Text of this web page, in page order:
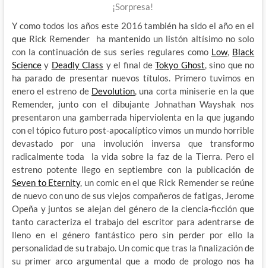
¡Sorpresa!
Y como todos los años este 2016 también ha sido el año en el
que Rick Remender ha mantenido un listón altísimo no solo
con la continuación de sus series regulares como Low, Black
Sciencey Deadly Class y el final deTokyo Ghost, sino que no
ha parado de presentar nuevos títulos. Primero tuvimos en
enero el estreno de Devolution, una corta miniserie en la que
Remender, junto con el dibujante Johnathan Wayshak nos
presentaron una gamberrada hiperviolenta en la que jugando
con el tópico futuro post-apocalíptico vimos un mundo horrible
devastado por una involución inversa que transformo
radicalmente toda la vida sobre la faz de la Tierra. Pero el
estreno potente llego en septiembre con la publicación de
Seven to Eternity, un comic en el que Rick Remender se reúne
de nuevo con uno de sus viejos compañeros de fatigas, Jerome
Opeña y juntos se alejan del género de la ciencia-ficción que
tanto caracteriza el trabajo del escritor para adentrarse de
lleno en el género fantástico pero sin perder por ello la
personalidad de su trabajo. Un comic que tras la finalización de
su primer arco argumental que a modo de prologo nos ha